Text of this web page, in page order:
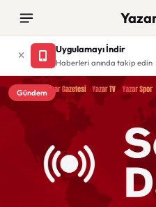
Uygulamayı İndir
Haberleri anında takip edin
Gündem